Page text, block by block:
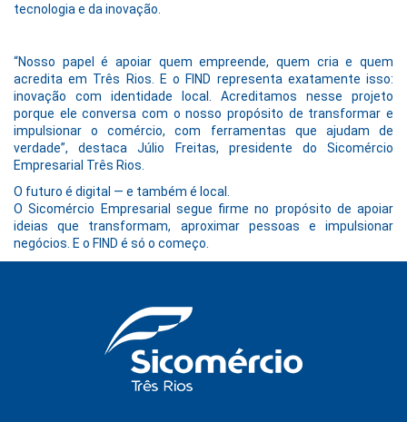
tecnologia e da inovação.
“Nosso papel é apoiar quem empreende, quem cria e quem
acredita em Três Rios. E o FIND representa exatamente isso:
inovação com identidade local. Acreditamos nesse projeto
porque ele conversa com o nosso propósito de transformar e
impulsionar o comércio, com ferramentas que ajudam de
verdade”, destaca Júlio Freitas, presidente do Sicomércio
Empresarial Três Rios.
O futuro é digital — e também é local.
O Sicomércio Empresarial segue firme no propósito de apoiar
ideias que transformam, aproximar pessoas e impulsionar
negócios. E o FIND é só o começo.